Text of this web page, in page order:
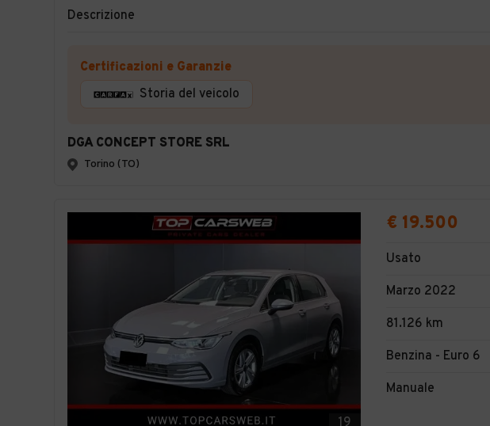
Descrizione
Certificazioni e Garanzie
Storia del veicolo
DGA CONCEPT STORE SRL
Torino (TO)
19
€ 19.500
Usato
Marzo 2022
81.126 km
Benzina - Euro 6
Manuale